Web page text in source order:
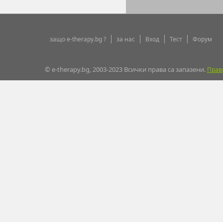
защо e-therapy.bg ? за нас Вход Тест Форум
© e-therapy.bg, 2003-2023 Всички права са запазени.